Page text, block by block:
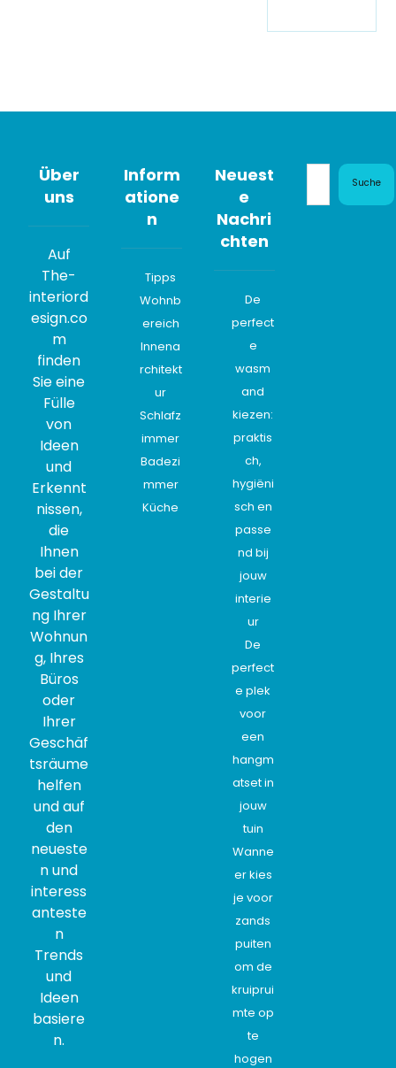
Über
uns
Auf
The-
interiord
esign.co
m
finden
Sie eine
Fülle
von
Ideen
und
Erkennt
nissen,
die
Ihnen
bei der
Gestaltu
ng Ihrer
Wohnun
g, Ihres
Büros
oder
Ihrer
Geschäf
tsräume
helfen
und auf
den
neueste
n und
interess
anteste
n
Trends
und
Ideen
basiere
n.
Inform
atione
n
Tipps
Wohnb
ereich
Innena
rchitekt
ur
Schlafz
immer
Badezi
mmer
Küche
Neuest
e
Nachri
chten
De
perfect
e
wasm
and
kiezen:
praktis
ch,
hygiëni
sch en
passe
nd bij
jouw
interie
ur
De
perfect
e plek
voor
een
hangm
atset in
jouw
tuin
Wanne
er kies
je voor
zands
puiten
om de
kruiprui
mte op
te
hogen
Suche